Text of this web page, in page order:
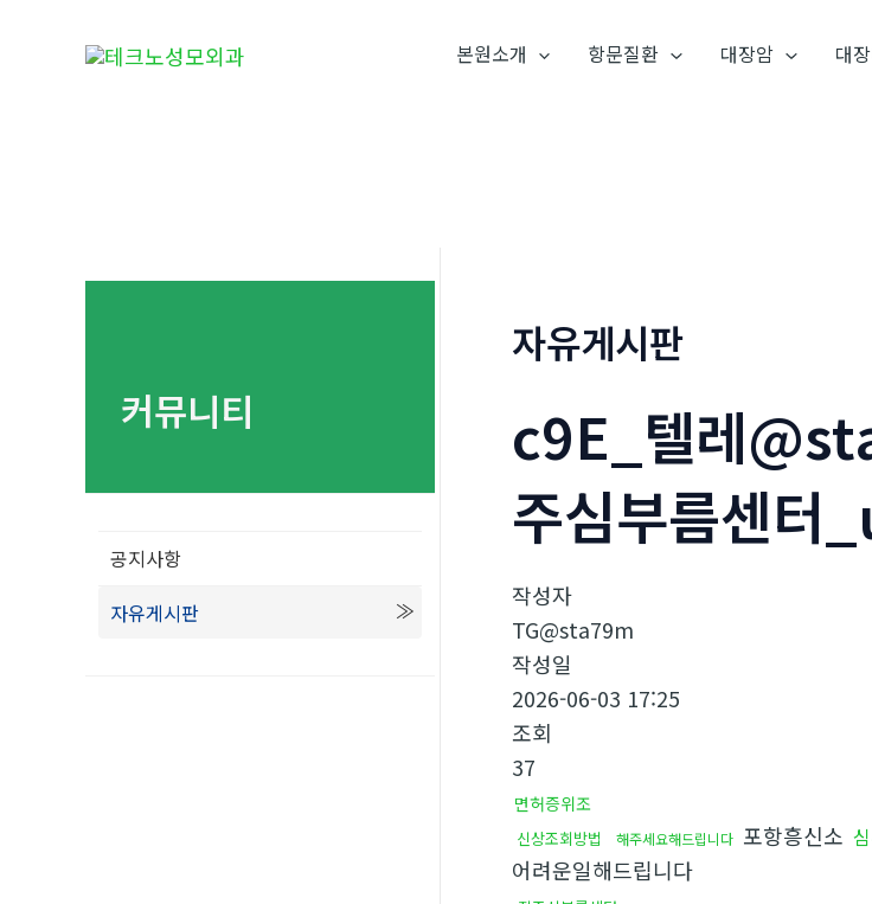
본원소개 항문질환 대장암 대
커뮤니티
공지사항
자유게시판
자유게시판
c9E_텔레
주심부름센터
작성자
TG@sta79m
작성일
2026-06-03 17:25
조회
37
면허증위조
신상조회방법 해주세요해드립니다 포항흥신소
어려운일해드립니다